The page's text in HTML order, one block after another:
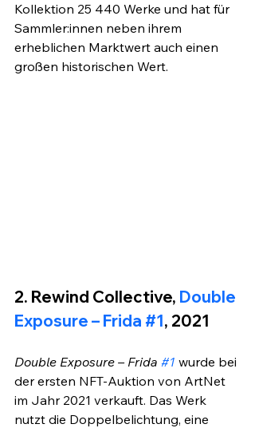
Kollektion 25 440 Werke und hat für
Sammler:innen neben ihrem
erheblichen Marktwert auch einen
großen historischen Wert.
2. Rewind Collective, Double
Exposure – Frida #1, 2021
Double Exposure – Frida #1 wurde bei
der ersten NFT-Auktion von ArtNet
im Jahr 2021 verkauft. Das Werk
nutzt die Doppelbelichtung, eine